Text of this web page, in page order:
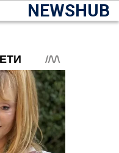
NEWSHUB